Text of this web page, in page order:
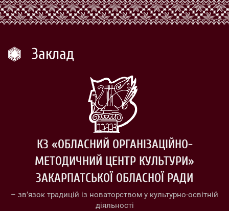
Заклад
КЗ «ОБЛАСНИЙ ОРГАНІЗАЦІЙНО-
МЕТОДИЧНИЙ ЦЕНТР КУЛЬТУРИ»
ЗАКАРПАТСЬКОЇ ОБЛАСНОЇ РАДИ
– зв’язок традицій із новаторством у культурно-освітній
діяльності